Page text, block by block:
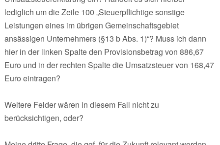
lediglich um die Zeile 100 „Steuerpflichtige sonstige
Leistungen eines im übrigen Gemeinschaftsgebiet
ansässigen Unternehmers (§13 b Abs. 1)“? Muss ich dann
hier in der linken Spalte den Provisionsbetrag von 886,67
Euro und in der rechten Spalte die Umsatzsteuer von 168,47
Euro eintragen?
Weitere Felder wären in diesem Fall nicht zu
berücksichtigen, oder?